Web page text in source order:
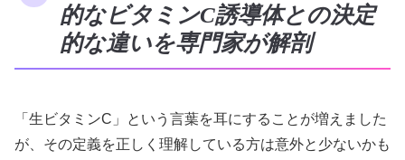
的なビタミンC誘導体との決定
的な違いを専門家が解剖
「生ビタミンC」という言葉を耳にすることが増えました
が、その定義を正しく理解している方は意外と少ないかも